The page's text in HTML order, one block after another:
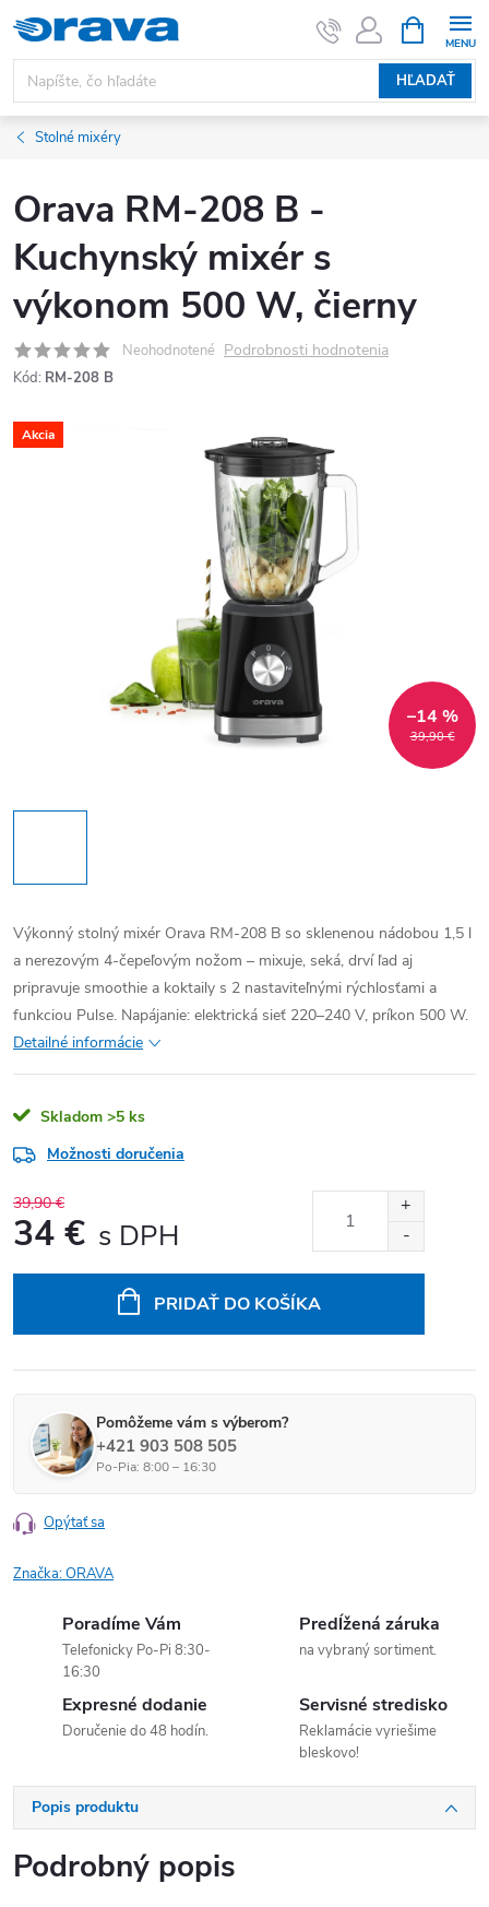
Prejsť na obsah
HĽADAŤ
Stolné mixéry
Orava RM-208 B -
Kuchynský mixér s
výkonom 500 W, čierny
Neohodnotené Podrobnosti hodnotenia
Kód: RM-208 B
Akcia
39,90 €
–14 %
Výkonný stolný mixér Orava RM-208 B so sklenenou nádobou 1,5 l
a nerezovým 4-čepeľovým nožom – mixuje, seká, drví ľad aj
pripravuje smoothie a koktaily s 2 nastaviteľnými rýchlosťami a
funkciou Pulse. Napájanie: elektrická sieť 220–240 V, príkon 500 W.
Detailné informácie
Skladom >5 ks
Možnosti doručenia
39,90 €
34 €
PRIDAŤ DO KOŠÍKA
Pomôžeme vám s výberom?
+421 903 508 505
Po-Pia: 8:00 – 16:30
Opýtať sa
Značka:ORAVA
Poradíme Vám
Telefonicky Po-Pi 8:30-
16:30
Predĺžená záruka
na vybraný sortiment.
Expresné dodanie
Doručenie do 48 hodín.
Servisné stredisko
Reklamácie vyriešime
bleskovo!
Popis produktu
Podrobný popis